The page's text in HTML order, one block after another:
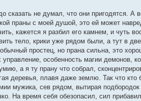
не думал, что они пригодятся. А
праны с моей душой, это ей может
кажется я разбил его камнем, и чуть
тело, крики уже рядом были, а тут в две
простец, но прана сильна, это
особенность магии демонов,
а я ту прану что собрал,
деревья, плавя даже землю. Так что
мужика, сев рядом, вытирая
На время себя обезопасил, сил